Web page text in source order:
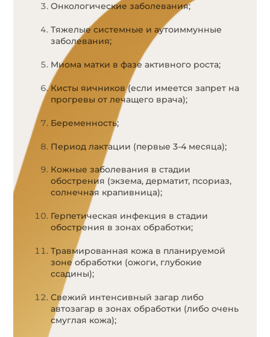
Онкологические заболевания;
Тяжелые системные и аутоиммунные
заболевания;
Миома матки в фазе активного роста;
Кисты яичников (если имеется запрет на
прогревы от лечащего врача);
Беременность;
Период лактации (первые 3-4 месяца);
Кожные заболевания в стадии
обострения (экзема, дерматит, псориаз,
солнечная крапивница);
Герпетическая инфекция в стадии
обострения в зонах обработки;
Травмированная кожа в планируемой
зоне обработки (ожоги, глубокие
ссадины);
Свежий интенсивный загар либо
автозагар в зонах обработки (либо очень
смуглая кожа);